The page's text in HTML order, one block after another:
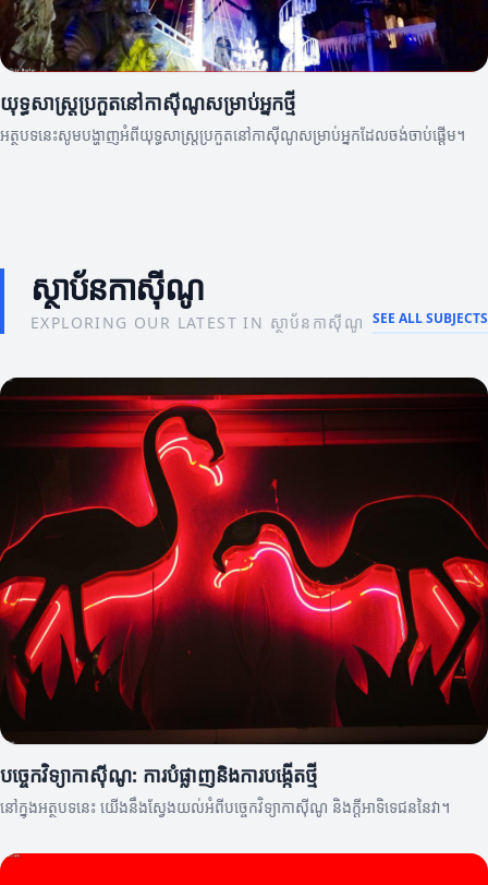
យុទ្ធសាស្ត្រប្រកួតនៅកាស៊ីណូសម្រាប់អ្នកថ្មី
អត្ថបទនេះសូមបង្ហាញអំពីយុទ្ធសាស្ត្រប្រកួតនៅកាស៊ីណូសម្រាប់អ្នកដែលចង់ចាប់ផ្តើម។
ស្ថាប័នកាស៊ីណូ
EXPLORING OUR LATEST IN ស្ថាប័នកាស៊ីណូ SEE ALL SUBJECTS
បច្ចេកវិទ្យាកាស៊ីណូ: ការបំផ្លាញនិងការបង្កើតថ្មី
នៅក្នុងអត្ថបទនេះ យើងនឹងស្វែងយល់អំពីបច្ចេកវិទ្យាកាស៊ីណូ និងក្តីអាទិទេជននៃវា។